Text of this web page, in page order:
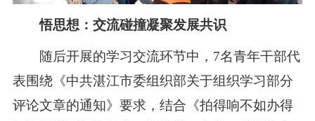
悟思想：交流碰撞凝聚发展共识
随后开展的学习交流环节中，7名青年干部代
表围绕《中共湛江市委组织部关于组织学习部分
评论文章的通知》要求，结合《拍得响不如办得